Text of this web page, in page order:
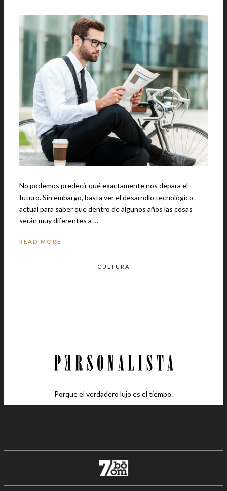
No podemos predecir qué exactamente nos depara el
futuro. Sin embargo, basta ver el desarrollo tecnológico
actual para saber que dentro de algunos años las cosas
serán muy diferentes a …
READ MORE
CULTURA
Porque el verdadero lujo es el tiempo.